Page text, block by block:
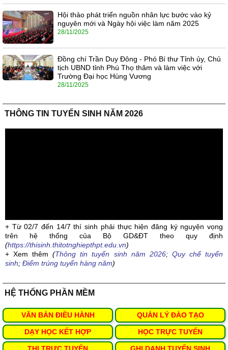
Hội thảo phát triển nguồn nhân lực bước vào kỷ
nguyên mới và Ngày hội việc làm năm 2025
28/11/2025
Đồng chí Trần Duy Đông - Phó Bí thư Tỉnh ủy, Chủ
tịch UBND tỉnh Phú Thọ thăm và làm việc với
Trường Đại học Hùng Vương
28/11/2025
THÔNG TIN TUYỂN SINH NĂM 2026
+ Từ 02/7 đến 14/7 thí sinh phải thực hiện đăng ký nguyện vọng
trên hệ thống của Bộ GD&ĐT theo quy định
(https://thisinh.thitotnghiepthpt.edu.vn)
+ Xem thêm(Thông tin tuyển sinh năm 2026; Quy chế tuyển
sinh; Điểm trúng tuyển hàng năm)
HỆ THỐNG PHẦN MỀM
VĂN BẢN ĐIỀU HÀNH QUẢN LÝ ĐÀO TẠO
DẠY HỌC KẾT HỢP HỌC TRỰC TUYẾN